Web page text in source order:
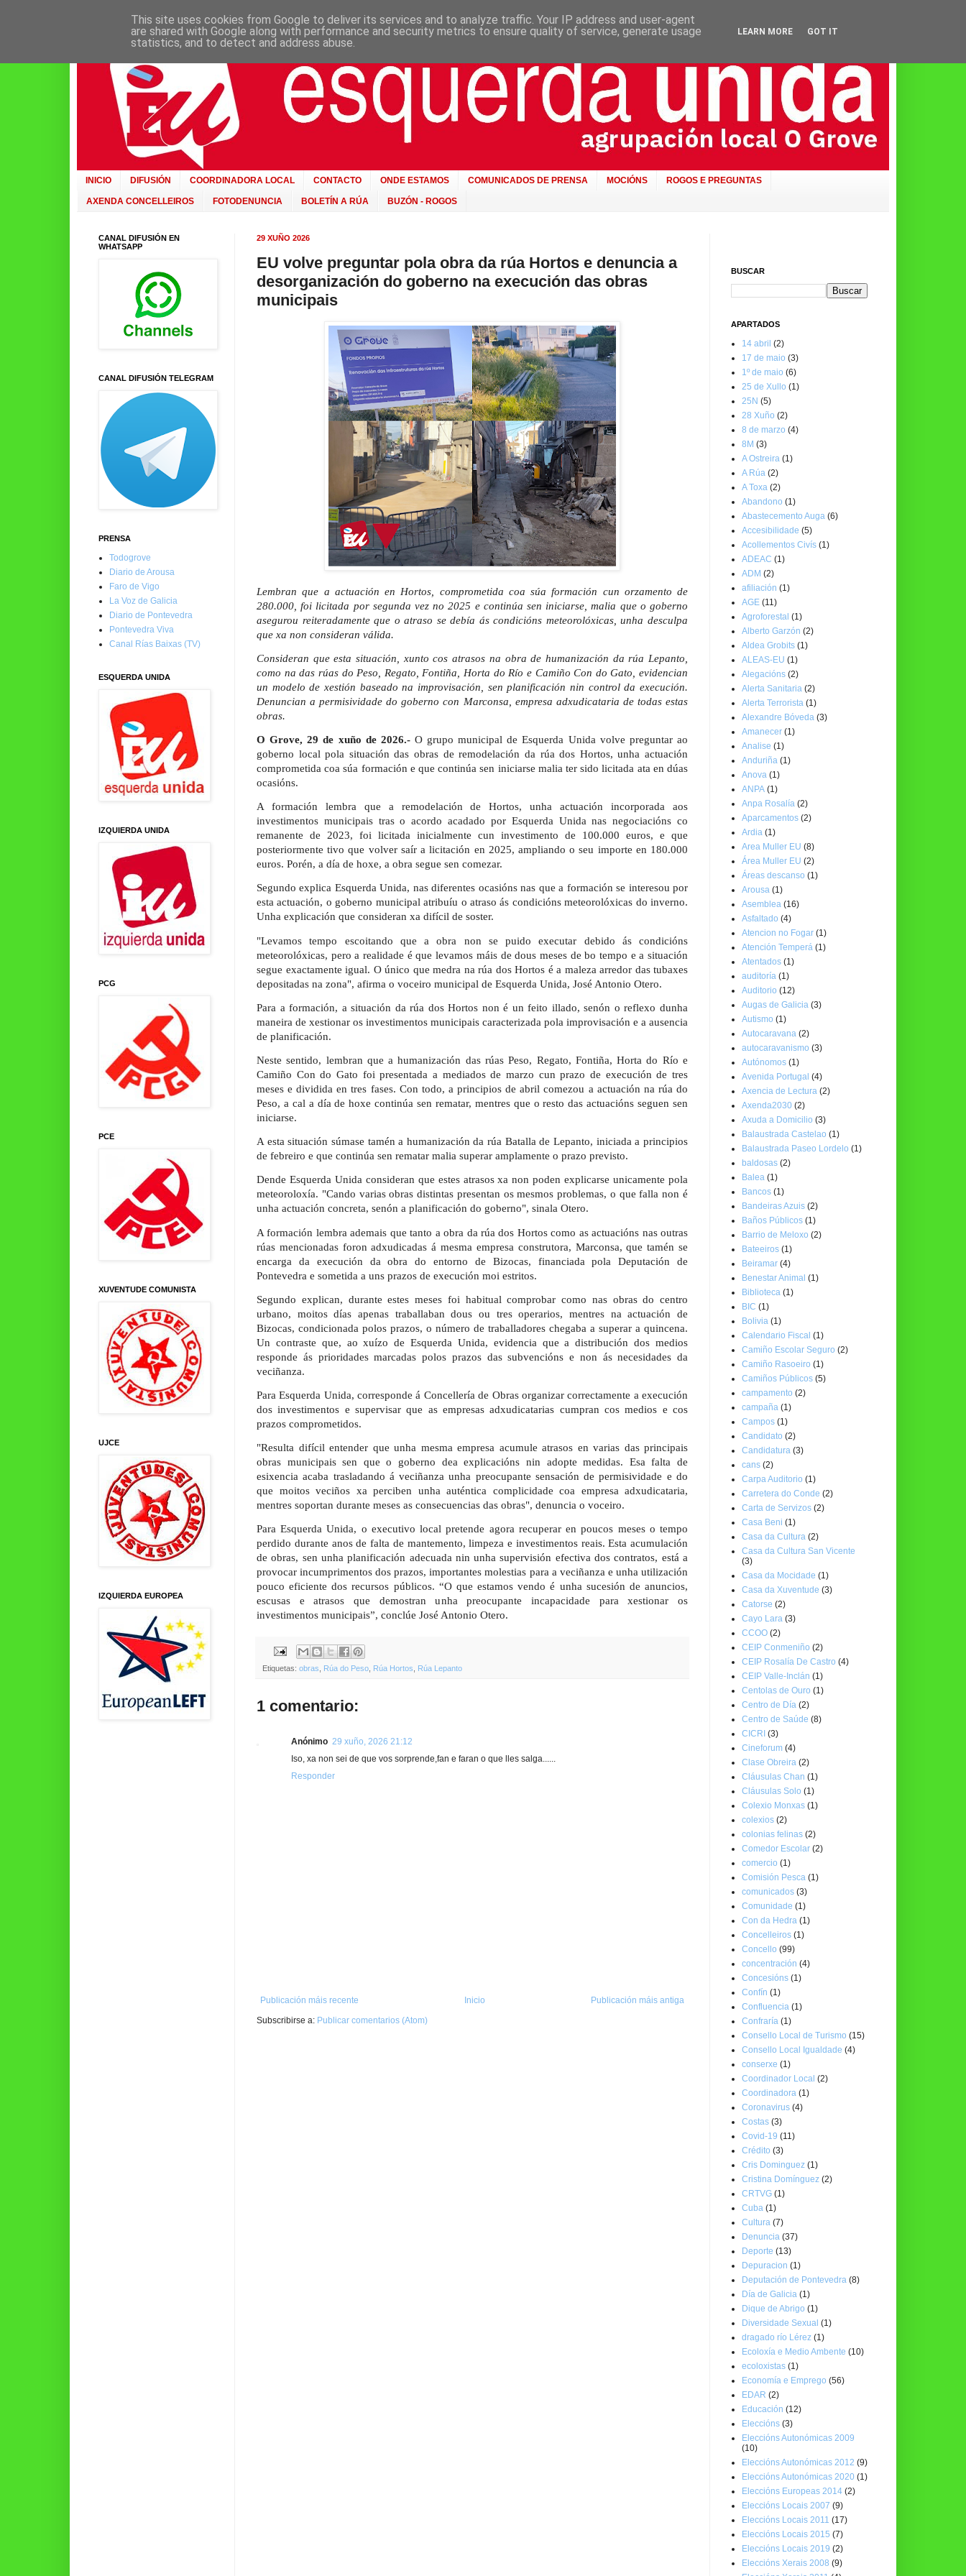
INICIO DIFUSIÓN COORDINADORA LOCAL CONTACTO ONDE ESTAMOS COMUNICADOS DE PRENSA MOCIÓNS ROGOS E PREGUNTAS
AXENDA CONCELLEIROS FOTODENUNCIA BOLETÍN A RÚA BUZÓN - ROGOS
29 XUÑO 2026
EU volve preguntar pola obra da rúa Hortos e denuncia a
desorganización do goberno na execución das obras
municipais
Lembran que a actuación en Hortos, comprometida coa súa formación cun orzamento de
280.000, foi licitada por segunda vez no 2025 e continúa sen iniciarse, malia que o goberno
asegurou reiteradamente que o atraso se debía ás condicións meteorolóxicas, unha desculpa
que xa non consideran válida.
Consideran que esta situación, xunto cos atrasos na obra de humanización da rúa Lepanto,
como na das rúas do Peso, Regato, Fontiña, Horta do Río e Camiño Con do Gato, evidencian
un modelo de xestión baseado na improvisación, sen planificación nin control da execución.
Denuncian a permisividade do goberno con Marconsa, empresa adxudicataria de todas estas
obras.
O Grove, 29 de xuño de 2026.-O grupo municipal de Esquerda Unida volve preguntar ao
goberno local pola situación das obras de remodelación da rúa dos Hortos, unha actuación
comprometida coa súa formación e que continúa sen iniciarse malia ter sido licitada ata en dúas
ocasións.
A formación lembra que a remodelación de Hortos, unha actuación incorporada aos
investimentos municipais tras o acordo acadado por Esquerda Unida nas negociacións co
remanente de 2023, foi licitada inicialmente cun investimento de 100.000 euros, e que
posteriormente tivo que volver saír a licitación en 2025, ampliando o seu importe en 180.000
euros. Porén, a día de hoxe, a obra segue sen comezar.
Segundo explica Esquerda Unida, nas diferentes ocasións nas que a formación se interesou por
esta actuación, o goberno municipal atribuíu o atraso ás condicións meteorolóxicas do inverno.
Unha explicación que consideran xa difícil de soster.
"Levamos tempo escoitando que a obra non se puido executar debido ás condicións
meteorolóxicas, pero a realidade é que levamos máis de dous meses de bo tempo e a situación
segue exactamente igual. O único que medra na rúa dos Hortos é a maleza arredor das tubaxes
depositadas na zona", afirma o voceiro municipal de Esquerda Unida, José Antonio Otero.
Para a formación, a situación da rúa dos Hortos non é un feito illado, senón o reflexo dunha
maneira de xestionar os investimentos municipais caracterizada pola improvisación e a ausencia
de planificación.
Neste sentido, lembran que a humanización das rúas Peso, Regato, Fontiña, Horta do Río e
Camiño Con do Gato foi presentada a mediados de marzo cun prazo de execución de tres
meses e dividida en tres fases. Con todo, a principios de abril comezou a actuación na rúa do
Peso, a cal a día de hoxe continúa sen rematar, mentres que o resto das actuacións seguen sen
iniciarse.
A esta situación súmase tamén a humanización da rúa Batalla de Lepanto, iniciada a principios
de febreiro e que continúa sen rematar malia superar amplamente o prazo previsto.
Dende Esquerda Unida consideran que estes atrasos xa non poden explicarse unicamente pola
meteoroloxía. "Cando varias obras distintas presentan os mesmos problemas, o que falla non é
unha actuación concreta, senón a planificación do goberno", sinala Otero.
A formación lembra ademais que tanto a obra da rúa dos Hortos como as actuacións nas outras
rúas mencionadas foron adxudicadas á mesma empresa construtora, Marconsa, que tamén se
encarga da execución da obra do entorno de Bizocas, financiada pola Deputación de
Pontevedra e sometida a uns prazos de execución moi estritos.
Segundo explican, durante estes meses foi habitual comprobar como nas obras do centro
urbano, moitos días apenas traballaban dous ou tres operarios, mentres na actuación de
Bizocas, condicionada polos prazos, o número de traballadores chegaba a superar a quincena.
Un contraste que, ao xuízo de Esquerda Unida, evidencia que a distribución dos medios
responde ás prioridades marcadas polos prazos das subvencións e non ás necesidades da
veciñanza.
Para Esquerda Unida, corresponde á Concellería de Obras organizar correctamente a execución
dos investimentos e supervisar que as empresas adxudicatarias cumpran cos medios e cos
prazos comprometidos.
"Resulta difícil entender que unha mesma empresa acumule atrasos en varias das principais
obras municipais sen que o goberno dea explicacións nin adopte medidas. Esa falta de
esixencia acaba trasladando á veciñanza unha preocupante sensación de permisividade e do
que moitos veciños xa perciben unha auténtica complicidade coa empresa adxudicataria,
mentres soportan durante meses as consecuencias das obras", denuncia o voceiro.
Para Esquerda Unida, o executivo local pretende agora recuperar en poucos meses o tempo
perdido durante anos de falta de mantemento, limpeza e investimentos reais. Esta acumulación
de obras, sen unha planificación adecuada nin unha supervisión efectiva dos contratos, está a
provocar incumprimentos dos prazos, importantes molestias para a veciñanza e unha utilización
pouco eficiente dos recursos públicos. “O que estamos vendo é unha sucesión de anuncios,
escusas e atrasos que demostran unha preocupante incapacidade para xestionar os
investimentos municipais”, conclúe José Antonio Otero.
Etiquetas: obras Rúa do Peso Rúa Hortos Rúa Lepanto
1 comentario:
Anónimo 29 xuño, 2026 21:12
Iso, xa non sei de que vos sorprende,fan e faran o que lles salga......
Responder
Publicación máis recente Publicación máis antiga
Inicio
Subscribirse a: Publicar comentarios (Atom)
CANAL DIFUSIÓN EN
WHATSAPP
CANAL DIFUSIÓN TELEGRAM
PRENSA
Todogrove
Diario de Arousa
Faro de Vigo
La Voz de Galicia
Diario de Pontevedra
Pontevedra Viva
Canal Rías Baixas (TV)
ESQUERDA UNIDA
IZQUIERDA UNIDA
PCG
PCE
XUVENTUDE COMUNISTA
UJCE
IZQUIERDA EUROPEA
BUSCAR
APARTADOS
14 abril (2)
17 de maio (3)
1º de maio (6)
25 de Xullo (1)
25N (5)
28 Xuño (2)
8 de marzo (4)
8M (3)
A Ostreira (1)
A Rúa (2)
A Toxa (2)
Abandono (1)
Abastecemento Auga (6)
Accesibilidade (5)
Acollementos Civís (1)
ADEAC (1)
ADM (2)
afiliación (1)
AGE (11)
Agroforestal (1)
Alberto Garzón (2)
Aldea Grobits (1)
ALEAS-EU (1)
Alegacións (2)
Alerta Sanitaria (2)
Alerta Terrorista (1)
Alexandre Bóveda (3)
Amanecer (1)
Analise (1)
Anduriña (1)
Anova (1)
ANPA (1)
Anpa Rosalía (2)
Aparcamentos (2)
Ardia (1)
Area Muller EU (8)
Área Muller EU (2)
Áreas descanso (1)
Arousa (1)
Asemblea (16)
Asfaltado (4)
Atencion no Fogar (1)
Atención Temperá (1)
Atentados (1)
auditoría (1)
Auditorio (12)
Augas de Galicia (3)
Autismo (1)
Autocaravana (2)
autocaravanismo (3)
Autónomos (1)
Avenida Portugal (4)
Axencia de Lectura (2)
Axenda2030 (2)
Axuda a Domicilio (3)
Balaustrada Castelao (1)
Balaustrada Paseo Lordelo (1)
baldosas (2)
Balea (1)
Bancos (1)
Bandeiras Azuis (2)
Baños Públicos (1)
Barrio de Meloxo (2)
Bateeiros (1)
Beiramar (4)
Benestar Animal (1)
Biblioteca (1)
BIC (1)
Bolivia (1)
Calendario Fiscal (1)
Camiño Escolar Seguro (2)
Camiño Rasoeiro (1)
Camiños Públicos (5)
campamento (2)
campaña (1)
Campos (1)
Candidato (2)
Candidatura (3)
cans (2)
Carpa Auditorio (1)
Carretera do Conde (2)
Carta de Servizos (2)
Casa Beni (1)
Casa da Cultura (2)
Casa da Cultura San Vicente
(3)
Casa da Mocidade (1)
Casa da Xuventude (3)
Catorse (2)
Cayo Lara (3)
CCOO (2)
CEIP Conmeniño (2)
CEIP Rosalía De Castro (4)
CEIP Valle-Inclán (1)
Centolas de Ouro (1)
Centro de Día (2)
Centro de Saúde (8)
CICRI (3)
Cineforum (4)
Clase Obreira (2)
Cláusulas Chan (1)
Cláusulas Solo (1)
Colexio Monxas (1)
colexios (2)
colonias felinas (2)
Comedor Escolar (2)
comercio (1)
Comisión Pesca (1)
comunicados (3)
Comunidade (1)
Con da Hedra (1)
Concelleiros (1)
Concello (99)
concentración (4)
Concesións (1)
Confín (1)
Confluencia (1)
Confraría (1)
Consello Local de Turismo (15)
Consello Local Igualdade (4)
conserxe (1)
Coordinador Local (2)
Coordinadora (1)
Coronavirus (4)
Costas (3)
Covid-19 (11)
Crédito (3)
Cris Dominguez (1)
Cristina Domínguez (2)
CRTVG (1)
Cuba (1)
Cultura (7)
Denuncia (37)
Deporte (13)
Depuracion (1)
Deputación de Pontevedra (8)
Día de Galicia (1)
Dique de Abrigo (1)
Diversidade Sexual (1)
dragado río Lérez (1)
Ecoloxía e Medio Ambente (10)
ecoloxistas (1)
Economía e Emprego (56)
EDAR (2)
Educación (12)
Eleccións (3)
Eleccións Autonómicas 2009
(10)
Eleccións Autonómicas 2012 (9)
Eleccións Autonómicas 2020 (1)
Eleccións Europeas 2014 (2)
Eleccións Locais 2007 (9)
Eleccións Locais 2011 (17)
Eleccións Locais 2015 (7)
Eleccións Locais 2019 (2)
Eleccións Xerais 2008 (9)
This site uses cookies from Google to deliver its services and to analyze traffic. Your IP address and user-agent
are shared with Google along with performance and security metrics to ensure quality of service, generate usage
statistics, and to detect and address abuse.
LEARN MORE GOT IT